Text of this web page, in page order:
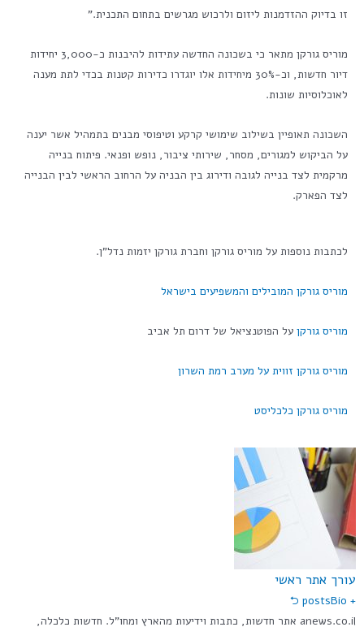
זו בדיוק ההזדמנות ליזום ולרכוש מגרשים בתחום התכנית."
מוריס גורקן מתאר כי בשכונה החדשה עתידות להיבנות כ-3,000 יחידות
דיור חדשות, וכ-30% מיחידות אלו יוגדרו כדירות קטנות בכדי לתת מענה
לאוכלוסיות שונות.
השכונה תאופיין בשילוב שימושי קרקע וטיפוסי מבנים בתמהיל אשר יענה
על הביקוש למגורים, מסחר, שירותי ציבור, נופש ופנאי. פיתוח בנייה
מרקמית לצד בנייה לגובה ודירוג בין הבניה על הרחוב הראשי לבין הבנייה
לצד הפארק.
לכתבות נוספות על מוריס גורקן וחברת גורקן יזמות נדל"ן.
מוריס גורקן המובילים והמשפיעים בישראל
מוריס גורקן על הפוטנציאל של דרום תל אביב
מוריס גורקן זווית על מערב רמת השרון
מוריס גורקן כלכליסט
עורך אתר ראשי
+ posts
Bio ⮌
anews.co.il אתר חדשות, כתבות וידיעות מהארץ ומחו"ל. חדשות כלכלה,